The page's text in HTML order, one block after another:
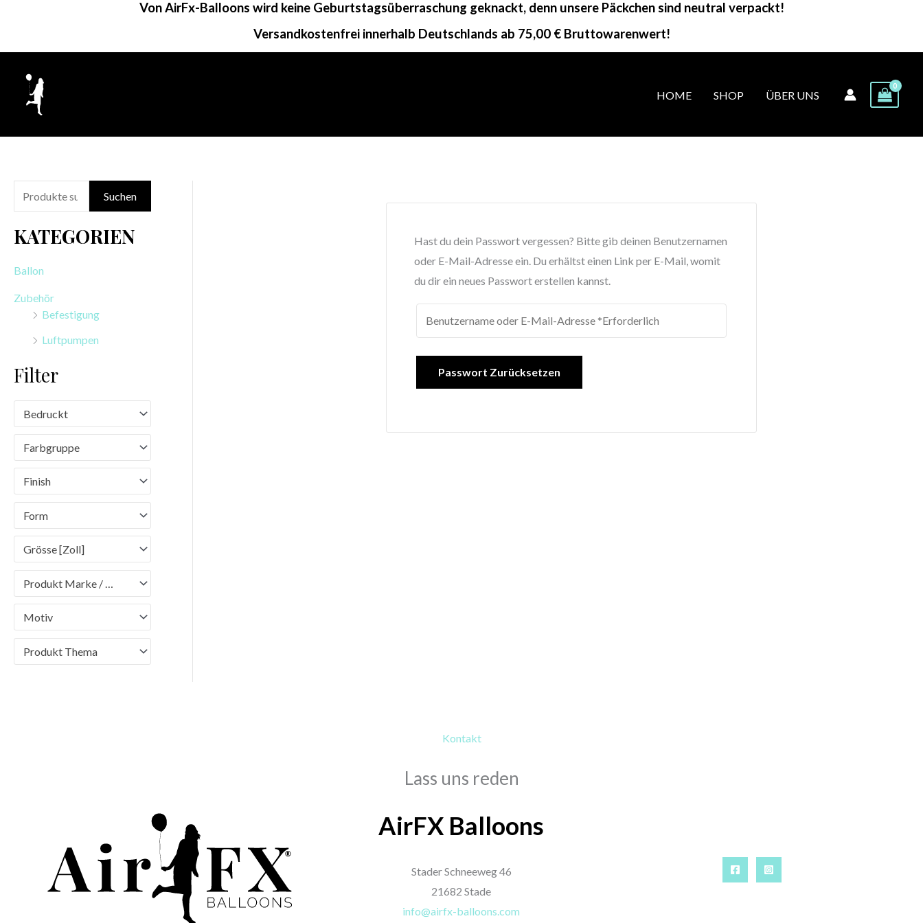
springen
Von AirFx-Balloons wird keine Geburtstagsüberraschung geknackt, denn unsere Päckchen sind neutral verpackt!
Versandkostenfrei innerhalb Deutschlands ab 75,00 € Bruttowarenwert!
HOME SHOP ÜBER UNS
u
c
e
n
c
Suchen
KATEGORIEN
Ballon
Zubehör
Befestigung
Luftpumpen
Filter
Bedruckt
Farbgruppe
Finish
Form
Grösse [Zoll]
Motiv
Produkt Thema
Hast du dein Passwort vergessen? Bitte gib deinen Benutzernamen
oder E-Mail-Adresse ein. Du erhältst einen Link per E-Mail, womit
du dir ein neues Passwort erstellen kannst.
Passwort Zurücksetzen
Kontakt
Lass uns reden
AirFX Balloons
Stader Schneeweg 46
21682 Stade
info@airfx-balloons.com